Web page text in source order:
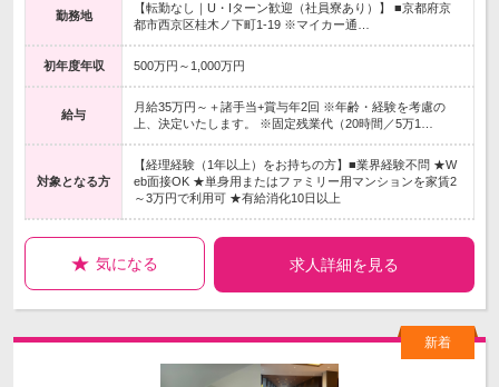
勤務地
【転勤なし｜U・Iターン歓迎（社員寮あり）】 ■京都府京
都市西京区桂木ノ下町1-19 ※マイカー通…
初年度年収 500万円～1,000万円
給与
月給35万円～＋諸手当+賞与年2回 ※年齢・経験を考慮の
上、決定いたします。 ※固定残業代（20時間／5万1…
対象となる方
【経理経験（1年以上）をお持ちの方】■業界経験不問 ★W
eb面接OK ★単身用またはファミリー用マンションを家賃2
～3万円で利用可 ★有給消化10日以上
気になる 求人詳細を見る